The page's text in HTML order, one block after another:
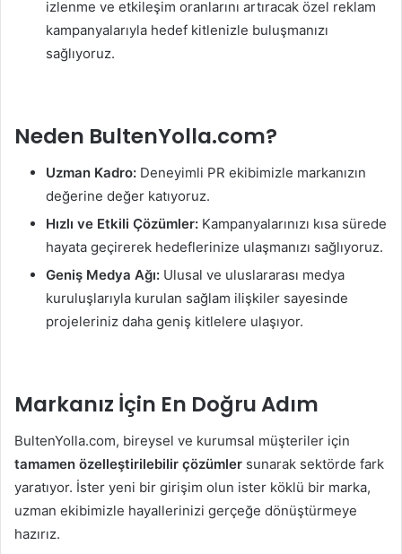
izlenme ve etkileşim oranlarını artıracak özel reklam
kampanyalarıyla hedef kitlenizle buluşmanızı
sağlıyoruz.
Neden BultenYolla.com?
Uzman Kadro: Deneyimli PR ekibimizle markanızın
değerine değer katıyoruz.
Hızlı ve Etkili Çözümler: Kampanyalarınızı kısa sürede
hayata geçirerek hedeflerinize ulaşmanızı sağlıyoruz.
Geniş Medya Ağı: Ulusal ve uluslararası medya
kuruluşlarıyla kurulan sağlam ilişkiler sayesinde
projeleriniz daha geniş kitlelere ulaşıyor.
Markanız İçin En Doğru Adım
BultenYolla.com, bireysel ve kurumsal müşteriler için
tamamen özelleştirilebilir çözümler sunarak sektörde fark
yaratıyor. İster yeni bir girişim olun ister köklü bir marka,
uzman ekibimizle hayallerinizi gerçeğe dönüştürmeye
hazırız.